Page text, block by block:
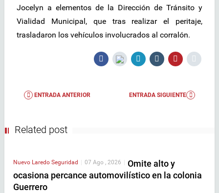
Jocelyn a elementos de la Dirección de Tránsito y
Vialidad Municipal, que tras realizar el peritaje,
trasladaron los vehículos involucrados al corralón.
ENTRADA ANTERIOR ENTRADA SIGUIENTE
Related post
Nuevo Laredo Seguridad 07 Ago , 2026
Omite alto y
ocasiona percance automovilístico en la colonia
Guerrero